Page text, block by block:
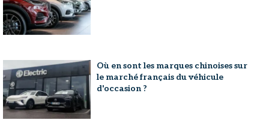
Où en sont les marques chinoises sur
le marché français du véhicule
d'occasion ?